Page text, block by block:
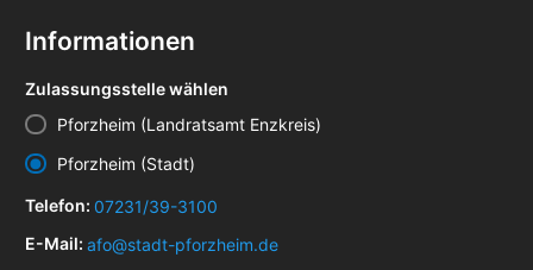
Informationen
Zulassungsstelle wählen
Pforzheim (Landratsamt Enzkreis)
Pforzheim (Stadt)
Telefon: 07231/39-3100
E-Mail: afo@stadt-pforzheim.de